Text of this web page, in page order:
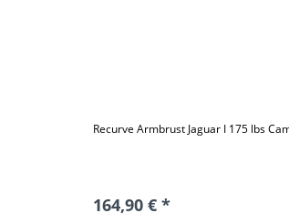
Recurve Armbrust Jaguar I 175 lbs
164,90 € *